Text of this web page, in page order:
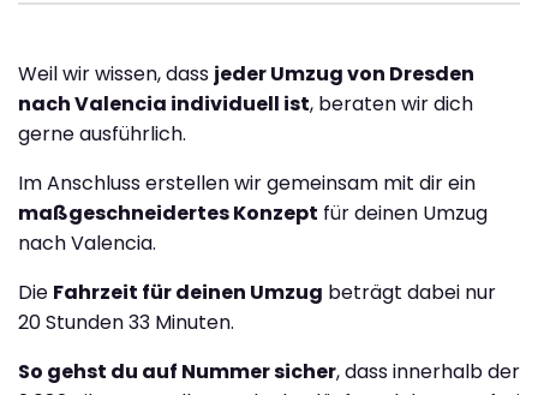
Weil wir wissen, dass jeder Umzug von Dresden
nach Valencia individuell ist, beraten wir dich
gerne ausführlich.
Im Anschluss erstellen wir gemeinsam mit dir ein
maßgeschneidertes Konzept für deinen Umzug
nach Valencia.
Die Fahrzeit für deinen Umzug beträgt dabei nur
20 Stunden 33 Minuten.
So gehst du auf Nummer sicher, dass innerhalb der